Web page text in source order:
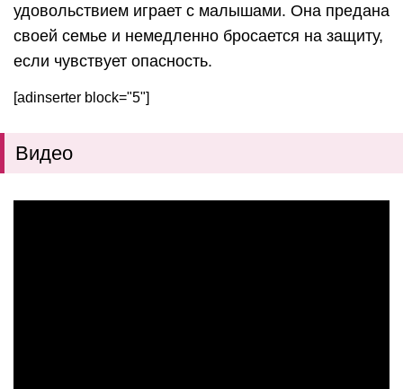
удовольствием играет с малышами. Она предана
своей семье и немедленно бросается на защиту,
если чувствует опасность.
[adinserter block="5"]
Видео